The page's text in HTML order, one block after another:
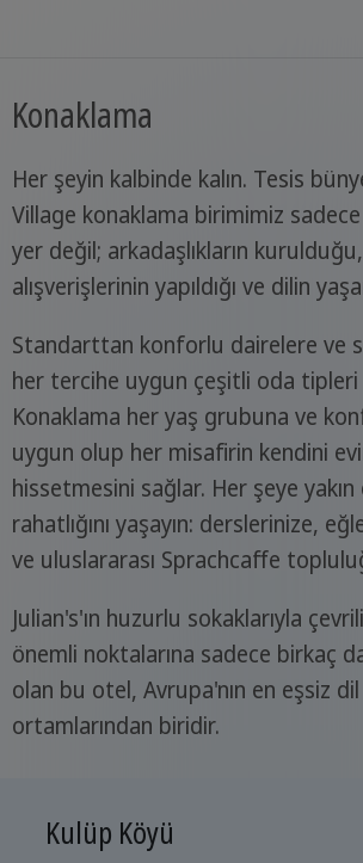
Konaklama
Her şeyin kalbinde kalın. Tesis
Village konaklama birimimiz
yer değil; arkadaşlıkların
alışverişlerinin yapıldığı ve dilin
Standarttan konforlu dairelere ve
her tercihe uygun çeşitli oda
Konaklama her yaş grubuna ve
uygun olup her misafirin kendini
hissetmesini sağlar. Her şeye yakın
rahatlığını yaşayın: derslerinize,
ve uluslararası Sprachcaffe
Julian's'ın huzurlu sokaklarıyla
önemli noktalarına sadece birkaç
olan bu otel, Avrupa'nın en eşsiz
ortamlarından biridir.
Kulüp Köyü